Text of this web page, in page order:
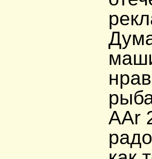
AAr